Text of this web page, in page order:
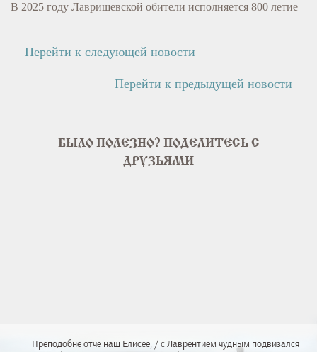
В 2025 году Лавришевской обители исполняется 800 летие
Перейти к следующей новости
Перейти к предыдущей новости
БЫЛО ПОЛЕЗНО? ПОДЕЛИТЕСЬ С
ДРУЗЬЯМИ
Преподобне отче наш Елисее, / с Лаврентием чудным подвизался